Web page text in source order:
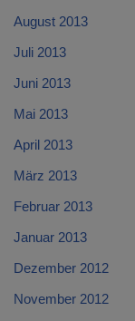
August 2013
Juli 2013
Juni 2013
Mai 2013
April 2013
März 2013
Februar 2013
Januar 2013
Dezember 2012
November 2012